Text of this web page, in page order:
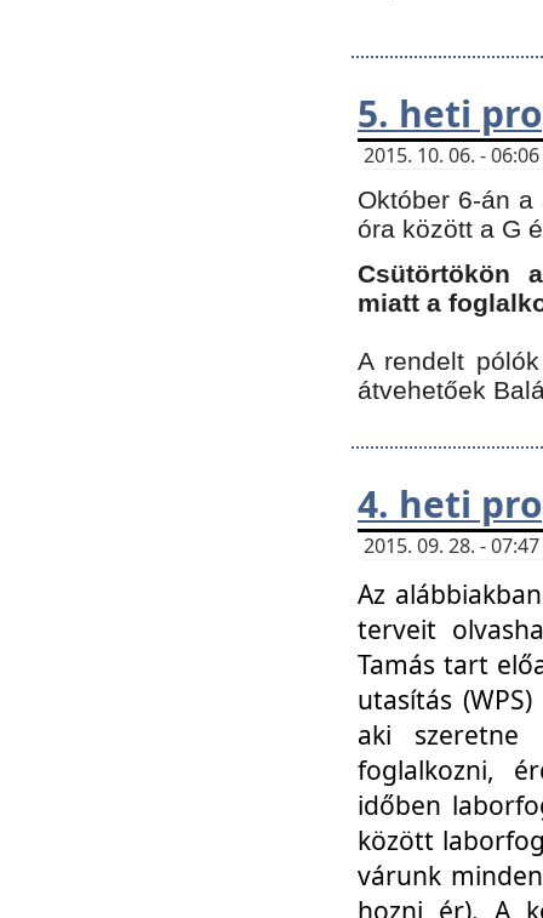
5. heti
2015. 10. 06. -
Október 6-án
óra között a G
Csütörtökön
miatt a
A rendelt
átvehetőek
4. heti
2015. 09. 28. -
Az
terveit
Tamás tart
utasítás
aki szeretne
foglalkozni,
időben
között
várunk
hozni ér). A